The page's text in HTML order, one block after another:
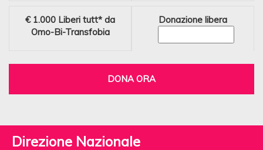
€ 1.000 Liberi tutt* da
Omo-Bi-Transfobia
Donazione libera
DONA ORA
Direzione Nazionale